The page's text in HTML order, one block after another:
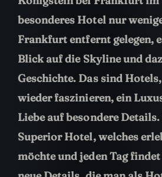
besonderes Hotel nur
Frankfurt entfernt gelegen,
Blick auf die Skyline und
Geschichte. Das sind
wieder faszinieren, ein
Liebe auf besondere
Superior Hotel, welches
möchte und jeden Tag